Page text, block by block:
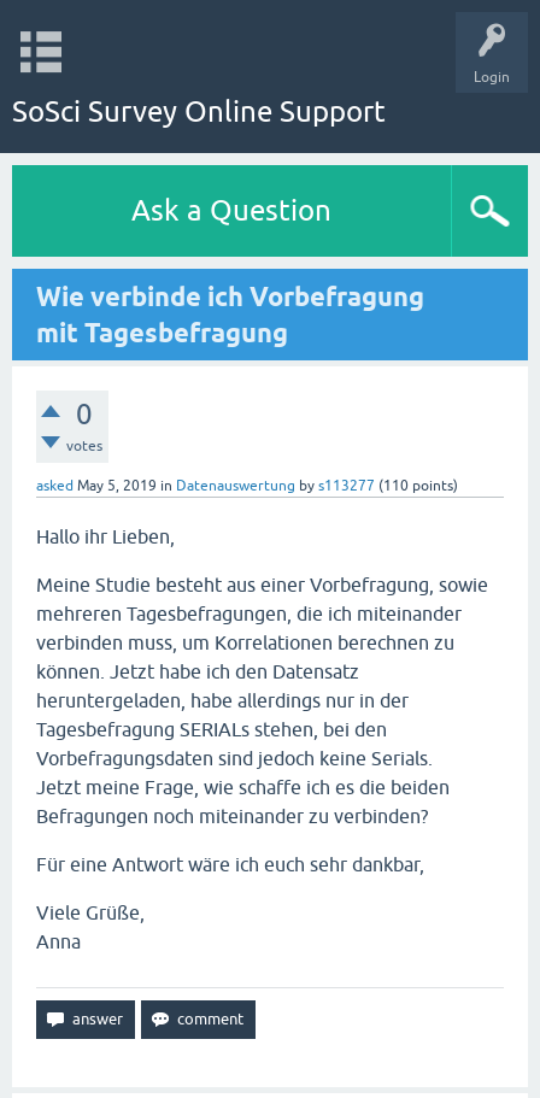
Login
SoSci Survey Online Support
Ask a Question
Wie verbinde ich Vorbefragung
mit Tagesbefragung
0
votes
asked May 5, 2019 in Datenauswertung by s113277 (110 points)
Hallo ihr Lieben,
Meine Studie besteht aus einer Vorbefragung, sowie
mehreren Tagesbefragungen, die ich miteinander
verbinden muss, um Korrelationen berechnen zu
können. Jetzt habe ich den Datensatz
heruntergeladen, habe allerdings nur in der
Tagesbefragung SERIALs stehen, bei den
Vorbefragungsdaten sind jedoch keine Serials.
Jetzt meine Frage, wie schaffe ich es die beiden
Befragungen noch miteinander zu verbinden?
Für eine Antwort wäre ich euch sehr dankbar,
Viele Grüße,
Anna